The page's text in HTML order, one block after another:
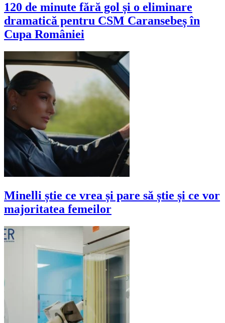
120 de minute fără gol și o eliminare
dramatică pentru CSM Caransebeș în
Cupa României
Minelli știe ce vrea și pare să știe și ce vor
majoritatea femeilor